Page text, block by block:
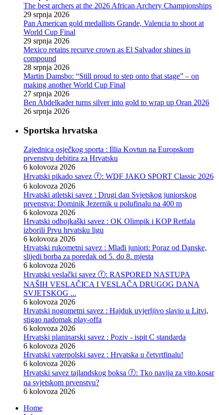
The best archers at the 2026 African Archery Championships
29 srpnja 2026
Pan American gold medallists Grande, Valencia to shoot at
World Cup Final
29 srpnja 2026
Mexico retains recurve crown as El Salvador shines in
compound
28 srpnja 2026
Martin Damsbo: “Still proud to step onto that stage” – on
making another World Cup Final
27 srpnja 2026
Ben Abdelkader turns silver into gold to wrap up Oran 2026
26 srpnja 2026
Sportska hrvatska
Zajednica osječkog sporta : Illia Kovtun na Europskom
prvenstvu debitira za Hrvatsku
6 kolovoza 2026
Hrvatski pikado savez ⓕ: WDF JAKO SPORT Classic 2026
6 kolovoza 2026
Hrvatski atletski savez : Drugi dan Svjetskog juniorskog
prvenstva: Dominik Jezernik u polufinalu na 400 m
6 kolovoza 2026
Hrvatski odbojkaški savez : OK Olimpik i KOP Retfala
izborili Prvu hrvatsku ligu
6 kolovoza 2026
Hrvatski rukometni savez : Mlađi juniori: Poraz od Danske,
slijedi borba za poredak od 5. do 8. mjesta
6 kolovoza 2026
Hrvatski veslački savez ⓕ: RASPORED NASTUPA
NAŠIH VESLAČICA I VESLAČA DRUGOG DANA
SVJETSKOG ...
6 kolovoza 2026
Hrvatski nogometni savez : Hajduk uvjerljivo slavio u Litvi,
stigao nadomak play-offa
6 kolovoza 2026
Hrvatski planinarski savez : Poziv - ispit C standarda
6 kolovoza 2026
Hrvatski vaterpolski savez : Hrvatska u četvrtfinalu!
6 kolovoza 2026
Hrvatski savez tajlandskog boksa ⓕ: Tko navija za vito.kosar
na svjetskom prvenstvu?
6 kolovoza 2026
Home